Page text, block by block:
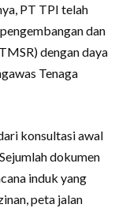
PT TPI telah
dan
dengan daya
Tenaga
konsultasi awal
dokumen
induk yang
peta jalan